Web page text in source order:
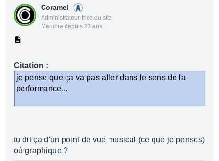
Coramel
Administrateur·trice du site
Membre depuis 23 ans
Citation :
je pense que ça va pas aller dans le sens de la
performance...
tu dit ça d'un point de vue musical (ce que je penses)
où graphique ?